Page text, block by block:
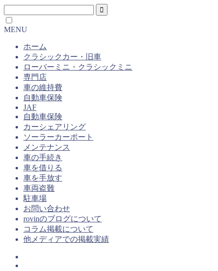
MENU
ホーム
クラシックカー・旧車
ローバーミニ・クラシックミニ
専門店
車の維持費
自動車保険
JAF
自動車保険
カーシェアリング
ソーラーカーポート
メンテナンス
車の手続き
車を借りる
車を手放す
車両盗難
駐車場
お問い合わせ
rovinのブログについて
コラム掲載について
他メディアでの掲載実績